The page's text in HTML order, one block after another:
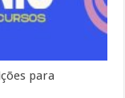
para